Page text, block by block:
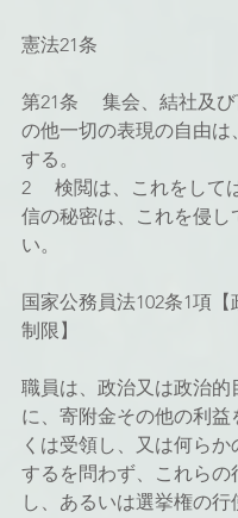
憲法21条
第21条 　集会、結社及
の他一切の表現の自由は
する。
2 　検閲は、これをして
信の秘密は、これを侵し
い。
国家公務員法102条1項
制限】
職員は、政治又は政治的
に、寄附金その他の利益
くは受領し、又は何らか
するを問わず、これらの
し、あるいは選挙権の行